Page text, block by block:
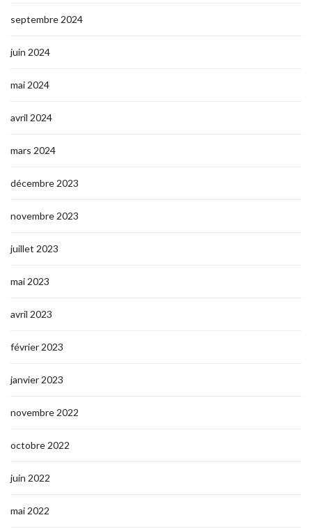
septembre 2024
juin 2024
mai 2024
avril 2024
mars 2024
décembre 2023
novembre 2023
juillet 2023
mai 2023
avril 2023
février 2023
janvier 2023
novembre 2022
octobre 2022
juin 2022
mai 2022